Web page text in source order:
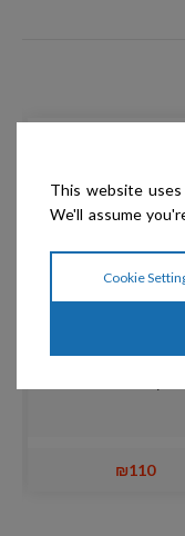
HYDRA –
₪110
This website
We'll assume
Cookie